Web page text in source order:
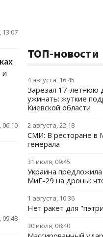
13:07
и
06:10
09:48
ТОП-новости
4 августа, 16:45
Зарезал 17-летнюю
ужинать: жуткие
Киевской области
2 августа, 22:18
СМИ: В ресторане в
генерала
31 июля, 09:45
Украина
МиГ-29 на дроны:
1 августа, 10:36
Нет ракет для
30 июля, 08:40